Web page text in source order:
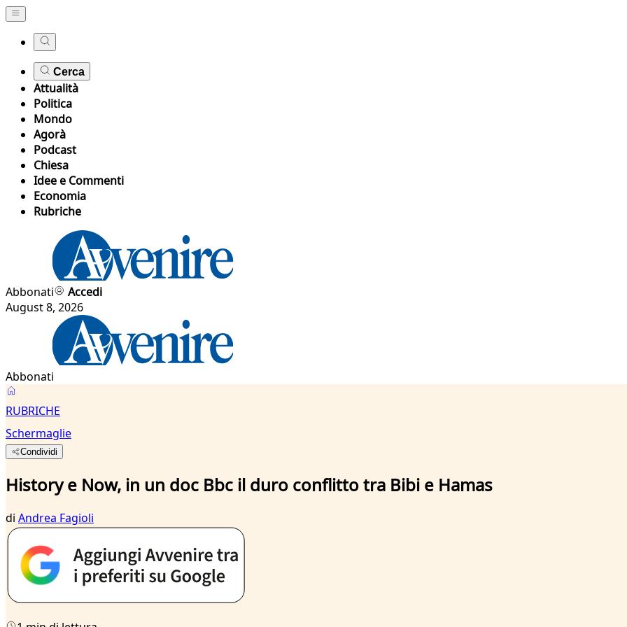
Cerca
Attualità
Politica
Mondo
Agorà
Podcast
Chiesa
Idee e Commenti
Economia
Rubriche
Abbonati
Accedi
August 8, 2026
Abbonati
RUBRICHE
Schermaglie
Condividi
History e Now, in un doc Bbc il duro conflitto tra Bibi e Hamas
di Andrea Fagioli